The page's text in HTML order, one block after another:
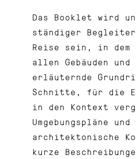
Das Booklet wird
ständiger
Reise sein, in dem
allen Gebäuden und
erläuternde
Schnitte, für die
in den Kontext
Umgebungspläne
architektonische
kurze